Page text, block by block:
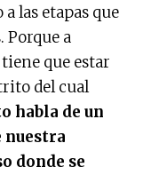
las etapas que
Porque a
que estar
del cual
habla de un
nuestra
donde se